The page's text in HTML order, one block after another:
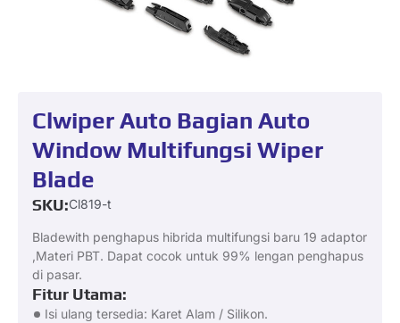
Clwiper Auto Bagian Auto
Window Multifungsi Wiper
Blade
SKU:Cl819-t
Bladewith penghapus hibrida multifungsi baru 19 adaptor
,Materi PBT. Dapat cocok untuk 99% lengan penghapus
di pasar.
Fitur Utama:
Isi ulang tersedia: Karet Alam / Silikon.